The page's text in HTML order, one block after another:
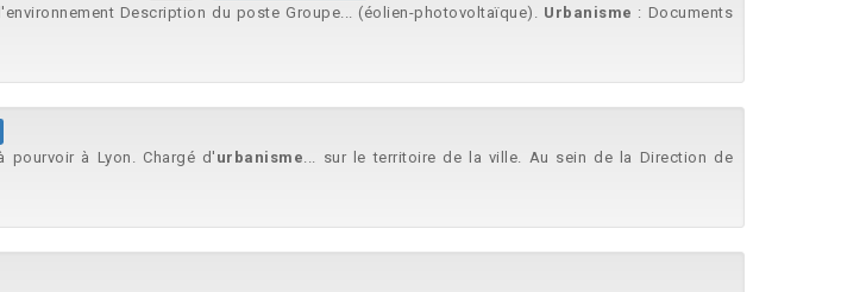
Description du poste Groupe... (éolien-photovoltaïque). Urbanisme : Documents
pourvoir à Lyon. Chargé d'urbanisme... sur le territoire de la ville. Au sein de la Direction de